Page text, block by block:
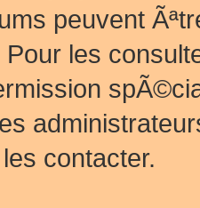
peuvent
les
contacter.